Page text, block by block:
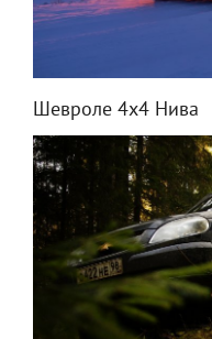
Шевроле 4x4 Нива